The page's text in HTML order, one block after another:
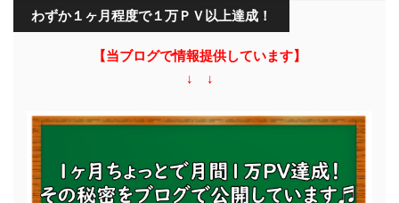
わずか１ヶ月程度で１万ＰＶ以上達成！
【当ブログで情報提供しています】
↓ ↓